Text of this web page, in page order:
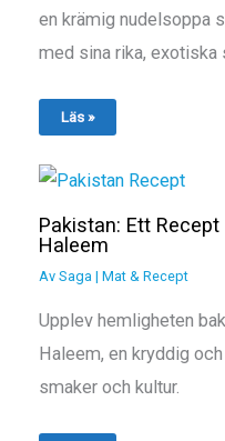
en krämig nudelsoppa
med sina rika, exotiska
Läs »
Pakistan: Ett
Haleem
Av Saga|Mat & Recept
Upplev hemligheten
Haleem, en kryddig
smaker och kultur.